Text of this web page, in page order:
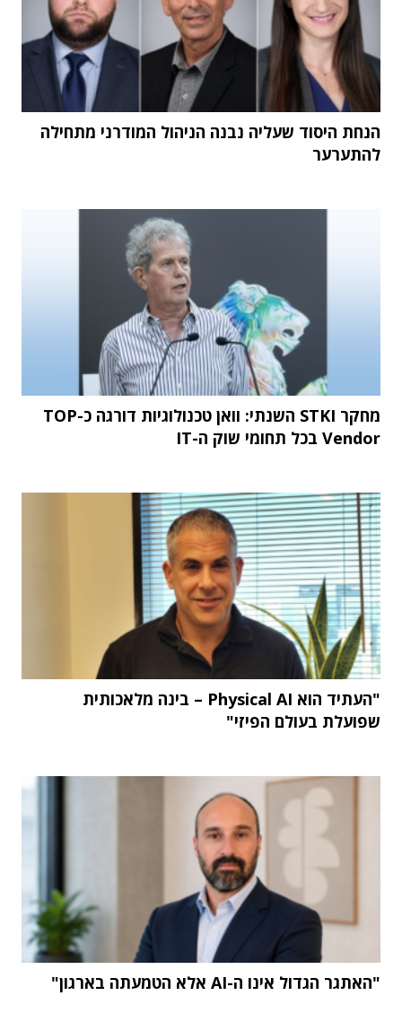
הנחת היסוד שעליה נבנה הניהול המודרני מתחילה
להתערער
מחקר STKI השנתי: וואן טכנולוגיות דורגה כ-TOP
Vendor בכל תחומי שוק ה-IT
"העתיד הוא Physical AI – בינה מלאכותית
שפועלת בעולם הפיזי"
"האתגר הגדול אינו ה-AI אלא הטמעתה בארגון"